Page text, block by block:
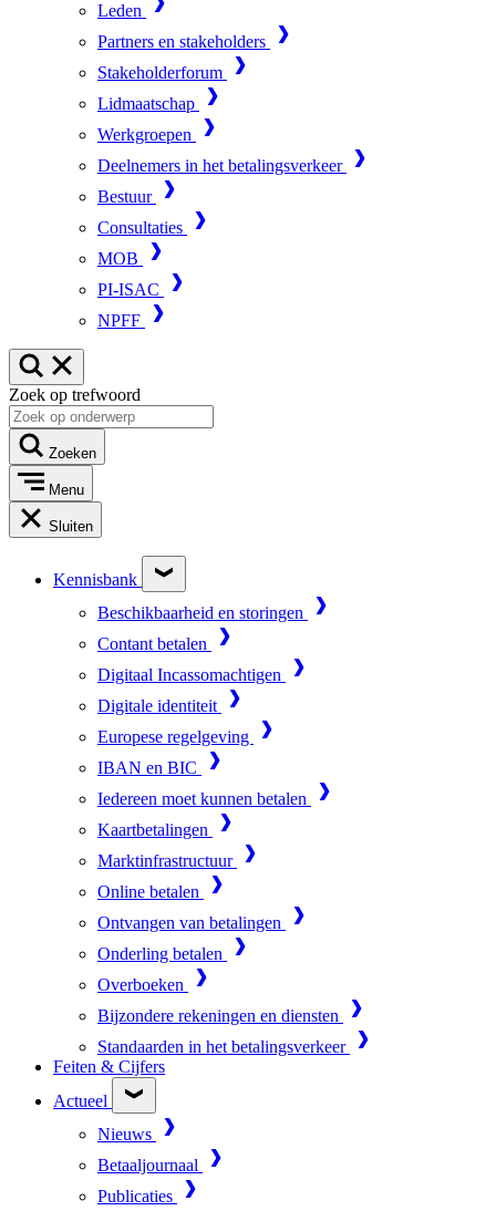
Leden
Partners en stakeholders
Stakeholderforum
Lidmaatschap
Werkgroepen
Deelnemers in het betalingsverkeer
Bestuur
Consultaties
MOB
PI-ISAC
NPFF
Zoek op trefwoord
Zoeken
Menu
Sluiten
Kennisbank
Beschikbaarheid en storingen
Contant betalen
Digitaal Incassomachtigen
Digitale identiteit
Europese regelgeving
IBAN en BIC
Iedereen moet kunnen betalen
Kaartbetalingen
Marktinfrastructuur
Online betalen
Ontvangen van betalingen
Onderling betalen
Overboeken
Bijzondere rekeningen en diensten
Standaarden in het betalingsverkeer
Feiten & Cijfers
Actueel
Nieuws
Betaaljournaal
Publicaties